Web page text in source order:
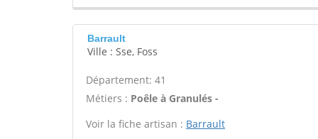
Barrault
Ville : Sse, Foss
Département: 41
Métiers : Poêle à Granulés -
Voir la fiche artisan : Barrault